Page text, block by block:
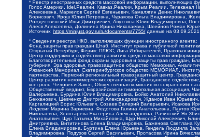
* Реестр иностранных средств массовой информации, выполняющих
Голос Америки, Idel.Реалии, Кавказ.Реалии, Крым.Реалии, Телеканал
Алексеевна, Маркелов Сергей Евгеньевич, Камалягин Денис
Борисович, Ярош Юлия Петровна, Чуракова Ольга Владимировна,
Рождественский Илья Дмитриевич, Апухтина Юлия Владимировна,
Алеся Алексеевна, Долинина Ирина Николаевна, Шлейнов Роман
Источник: https://minjust.gov.ru/ru/documents/7755/ данные на 03.09.2021
* Сведения реестра НКО, выполняющих функции иностранного агента:
Фонд защиты прав граждан Штаб, Институт права и публичной
Открытый Петербург, Феникс ПЛЮС, Лига Избирателей, Правовая
Центр поддержки и содействия развитию средств массовой
Благотворительный фонд охраны здоровья и защиты прав граждан,
губерния, Эра здоровья, правозащитное общество Мемориал,
Рязанский Мемориал, Екатеринбургское общество МЕМОРИАЛ,
партнерства, Пермский региональный правозащитный центр,
Центр развития некоммерческих организаций, Гражданское
контроль, Человек и Закон, Общественная комиссия по сохранению
Общественный вердикт, Евразийская антимонопольная ассоциация,
Валерьевна, Бурдина Юлия Владимировна, Бойко Анатолий
Бекханович, Шевченко Дмитрий Александрович, Жданов Иван
Каргалицкий Борис Юльевич, Созаев Валерий Валерьевич, Исакова
Людевиг Марина Зариевна, Федотова Галина Анатольевна, Паутов
Николаевна, Золотарева Екатерина Александровна, Рачинский Ян
Анатольевич, Щур Татьяна Михайловна, Щур Николай Алексеевич,
Дмитриевна, Вититинова Елена Владимировна, Баженова Светлана
Елена Владимировна, Буртина Елена Юрьевна, Гендель Людмила
Владимировна, Подузов Сергей Васильевич, Протасова Ирина